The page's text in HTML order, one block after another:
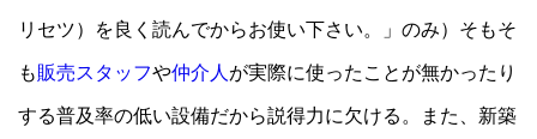
リセツ）を良く読んでからお使い下さい。」のみ）そもそ
も販売スタッフや仲介人 が実際に使ったことが無かったり
する普及率の低い設備だから説得力に欠ける。また、新築